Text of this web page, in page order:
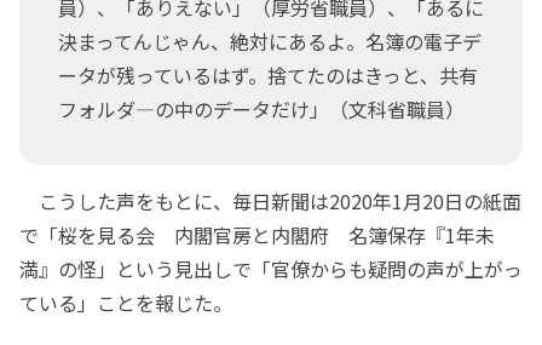
員）、「ありえない」（厚労省職員）、「あるに
決まってんじゃん、絶対にあるよ。名簿の電子デ
ータが残っているはず。捨てたのはきっと、共有
フォルダ―の中のデータだけ」（文科省職員）
こうした声をもとに、毎日新聞は2020年1月20日の紙面
で「桜を見る会 内閣官房と内閣府 名簿保存『1年未
満』の怪」という見出しで「官僚からも疑問の声が上がっ
ている」ことを報じた。